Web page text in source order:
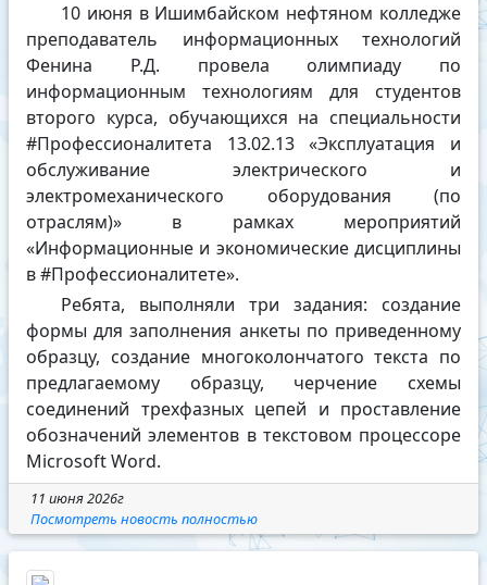
10 июня в Ишимбайском нефтяном колледже
преподаватель информационных технологий
Фенина Р.Д. провела олимпиаду по
информационным технологиям для студентов
второго курса, обучающихся на специальности
#Профессионалитета 13.02.13 «Эксплуатация и
обслуживание электрического и
электромеханического оборудования (по
отраслям)» в рамках мероприятий
«Информационные и экономические дисциплины
в #Профессионалитете».
Ребята, выполняли три задания: создание
формы для заполнения анкеты по приведенному
образцу, создание многоколончатого текста по
предлагаемому образцу, черчение схемы
соединений трехфазных цепей и проставление
обозначений элементов в текстовом процессоре
Microsoft Word.
11 июня 2026г
Посмотреть новость полностью